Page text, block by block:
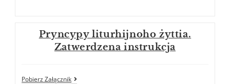
Pryncypy liturhijnoho żyttia.
Zatwerdzena instrukcja
Pobierz Załącznik